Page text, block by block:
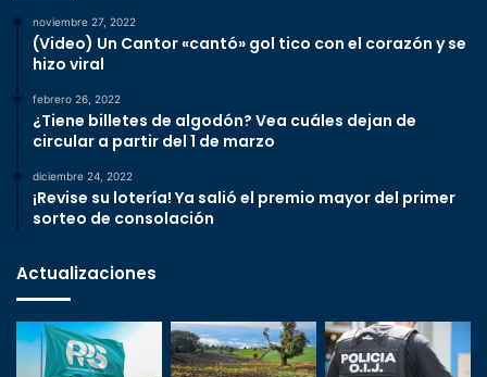
noviembre 27, 2022
(Video) Un Cantor «cantó» gol tico con el corazón y se
hizo viral
febrero 26, 2022
¿Tiene billetes de algodón? Vea cuáles dejan de
circular a partir del 1 de marzo
diciembre 24, 2022
¡Revise su lotería! Ya salió el premio mayor del primer
sorteo de consolación
Actualizaciones